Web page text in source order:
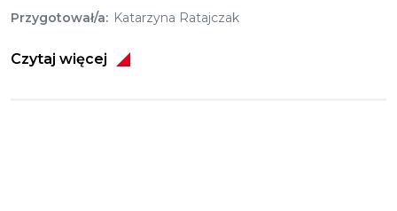
Przygotował/a Katarzyna Ratajczak
Czytaj więcej